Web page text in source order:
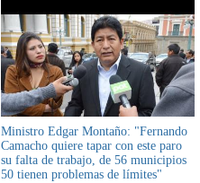
Ministro Edgar Montaño: "Fernando
Camacho quiere tapar con este paro
su falta de trabajo, de 56 municipios
50 tienen problemas de límites"